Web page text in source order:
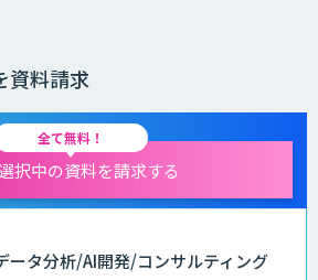
資料請求
全て無料！
選択中の資料を請求する
ータ分析/AI開発/コンサルティング